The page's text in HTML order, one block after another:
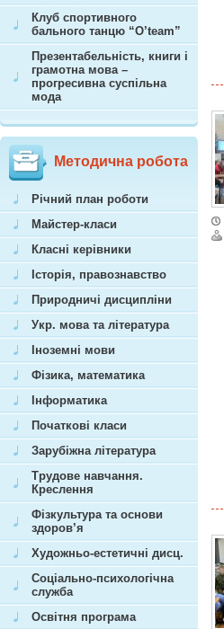
Клуб спортивного
бального танцю “O’team”
Презентабельність, книги і
грамотна мова –
прогресивна суспільна
мода
Методична робота
Річний план роботи
Майстер-класи
Класні керівники
Історія, правознавство
Природничі дисципліни
Укр. мова та література
Іноземні мови
Фізика, математика
Інформатика
Початкові класи
Зарубіжна література
Трудове навчання.
Креслення
Фізкультура та основи
здоров’я
Художньо-естетичні дисц.
Соціально-психологічна
служба
Освітня програма